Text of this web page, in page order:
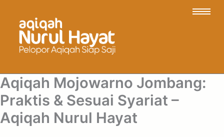
Aqiqah Mojowarno Jombang:
Praktis & Sesuai Syariat –
Aqiqah Nurul Hayat